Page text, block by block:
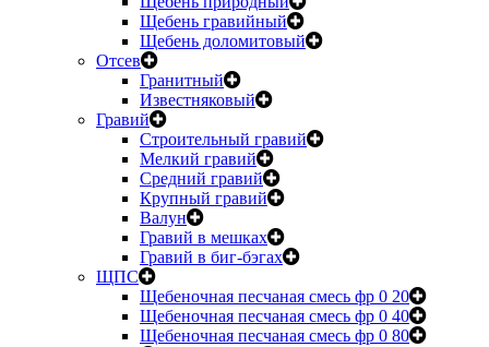
Щебень гравийный
Щебень доломитовый
Отсев
Гранитный
Известняковый
Гравий
Строительный гравий
Мелкий гравий
Средний гравий
Крупный гравий
Валун
Гравий в мешках
Гравий в биг-бэгах
ЩПС
Щебеночная песчаная смесь фр 0 20
Щебеночная песчаная смесь фр 0 40
Щебеночная песчаная смесь фр 0 80